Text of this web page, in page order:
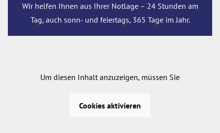
Wir helfen Ihnen aus Ihrer Notlage – 24 Stunden am
Tag, auch sonn- und feiertags, 365 Tage im Jahr.
Um diesen Inhalt anzuzeigen, müssen Sie
Cookies aktivieren